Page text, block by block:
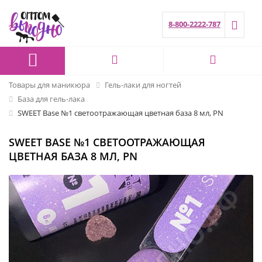
8-800-2222-787
Товары для маникюра
Гель-лаки для ногтей
База для гель-лака
SWEET Base №1 светоотражающая цветная база 8 мл, PN
SWEET BASE №1 СВЕТООТРАЖАЮЩАЯ
ЦВЕТНАЯ БАЗА 8 МЛ, PN